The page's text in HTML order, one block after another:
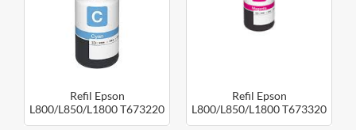
Refil Epson
L800/L850/L1800 T673220
Ciano
Refil Epson
L800/L850/L1800 T673320
Magenta